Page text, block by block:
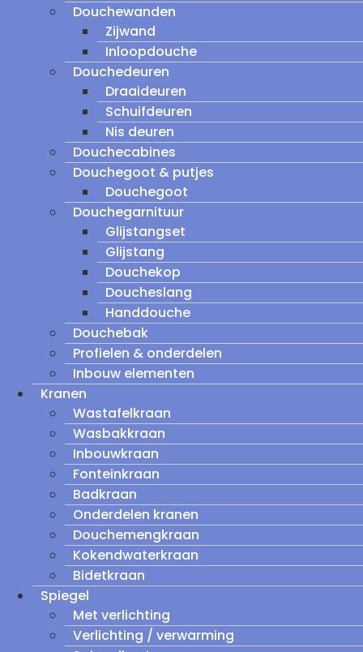
Douchewanden
Zijwand
Inloopdouche
Douchedeuren
Draaideuren
Schuifdeuren
Nis deuren
Douchecabines
Douchegoot & putjes
Douchegoot
Douchegarnituur
Glijstangset
Glijstang
Douchekop
Doucheslang
Handdouche
Douchebak
Profielen & onderdelen
Inbouw elementen
Kranen
Wastafelkraan
Wasbakkraan
Inbouwkraan
Fonteinkraan
Badkraan
Onderdelen kranen
Douchemengkraan
Kokendwaterkraan
Bidetkraan
Spiegel
Met verlichting
Verlichting / verwarming